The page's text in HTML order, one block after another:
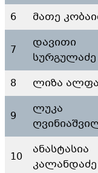
6 მათე
7
დავითი
სურგულაძე
8 ლიზა
9
ლუკა
10
ანასტასია
კალანდაძე